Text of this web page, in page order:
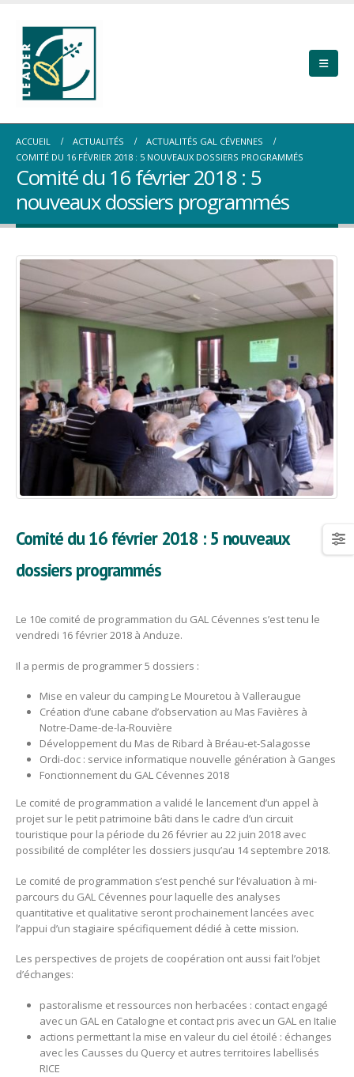
ACCUEIL ACTUALITÉS
ACTUALITÉS GAL CÉVENNES
COMITÉ DU 16 FÉVRIER 2018 : 5 NOUVEAUX DOSSIERS PROGRAMMÉS
Comité du 16 février 2018 : 5
nouveaux dossiers programmés
Comité du 16 février 2018 : 5 nouveaux
dossiers programmés
Le 10e comité de programmation du GAL Cévennes s’est tenu le
vendredi 16 février 2018 à Anduze.
Il a permis de programmer 5 dossiers :
Mise en valeur du camping Le Mouretou à Valleraugue
Création d’une cabane d’observation au Mas Favières à
Notre-Dame-de-la-Rouvière
Développement du Mas de Ribard à Bréau-et-Salagosse
Ordi-doc : service informatique nouvelle génération à Ganges
Fonctionnement du GAL Cévennes 2018
Le comité de programmation a validé le lancement d’un appel à
projet sur le petit patrimoine bâti dans le cadre d’un circuit
touristique pour la période du 26 février au 22 juin 2018 avec
possibilité de compléter les dossiers jusqu’au 14 septembre 2018.
Le comité de programmation s’est penché sur l’évaluation à mi-
parcours du GAL Cévennes pour laquelle des analyses
quantitative et qualitative seront prochainement lancées avec
l’appui d’un stagiaire spécifiquement dédié à cette mission.
Les perspectives de projets de coopération ont aussi fait l’objet
d’échanges:
pastoralisme et ressources non herbacées : contact engagé
avec un GAL en Catalogne et contact pris avec un GAL en Italie
actions permettant la mise en valeur du ciel étoilé : échanges
avec les Causses du Quercy et autres territoires labellisés
RICE